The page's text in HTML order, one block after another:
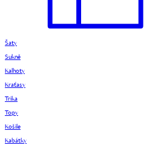
Šaty
Sukně
Kalhoty
Kraťasy
Trika
Topy
Košile
Kabátky